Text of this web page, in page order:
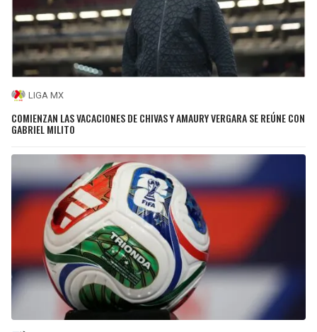
LIGA MX
COMIENZAN LAS VACACIONES DE CHIVAS Y AMAURY VERGARA SE REÚNE CON
GABRIEL MILITO